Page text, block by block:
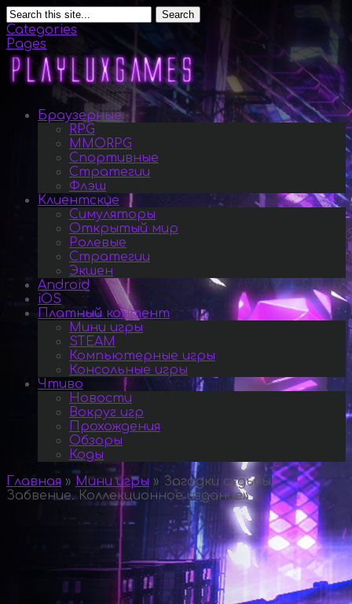
Search
Categories
Pages
Браузерные
RPG
MMORPG
Спортивные
Стратегии
Флэш
Клиентские
Симуляторы
Открытый мир
Ролевые
Стратегии
Экшен
Android
iOS
Платный контент
Мини игры
STEAM
Компьютерные игры
Консольные игры
Чтиво
Новости
Вокруг игр
Прохождения
Обзоры
Коды
Главная » Мини игры » Загадки судьбы.
Забвение. Коллекционное издание»